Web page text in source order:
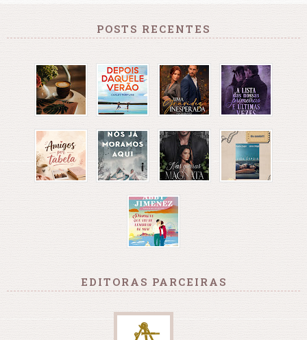
POSTS RECENTES
EDITORAS PARCEIRAS